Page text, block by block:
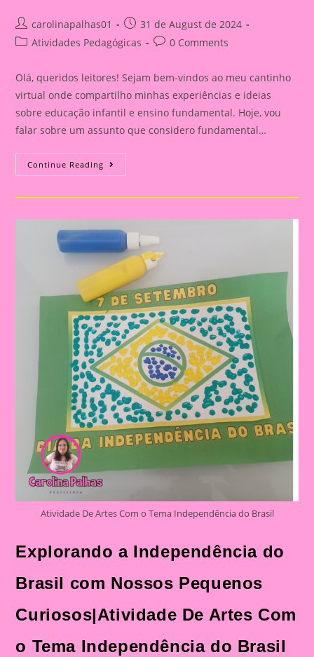
Post
author:
carolinapalhas01
Post
published:
31 de August de 2024
PostAtividades Pedagógicas
Post0 Comments
Olá, queridos leitores! Sejam bem-vindos ao meu cantinho
virtual onde compartilho minhas experiências e ideias
sobre educação infantil e ensino fundamental. Hoje, vou
falar sobre um assunto que considero fundamental…
Continue Reading Explorando
A
Nossos
Pequenos
Curiosos|Palitoche
Bandeira
Do
Brasil
Para
Datas
Comemorativas
Atividade De Artes Com o Tema Independência do Brasil
Explorando a Independência do
Brasil com Nossos Pequenos
Curiosos|Atividade De Artes Com
o Tema Independência do Brasil